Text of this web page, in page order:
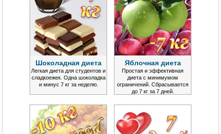
Шоколадная диета
Легкая диета для студентов и
сладкоежек. Одна шоколадка
и минус 7 кг за неделю.
Яблочная диета
Простая и эффективная
диета с минимумом
ограничений. Сбрасывается
до 7 кг за 7 дней.